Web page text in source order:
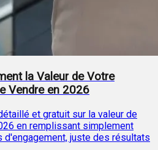
la Valeur de Votre
Vendre en 2026
et gratuit sur la valeur de
en remplissant simplement
d'engagement, juste des résultats